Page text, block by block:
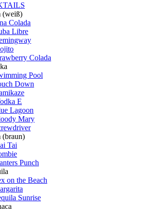
(weiß)
Colada
Libre
Colada
Pool
Down
E
Lagoon
Mary
(braun)
Tai
Punch
on the Beach
Sunrise